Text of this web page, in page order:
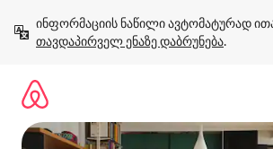
გადასვლა
თავდაპირველ ენაზე დაბრუნება.